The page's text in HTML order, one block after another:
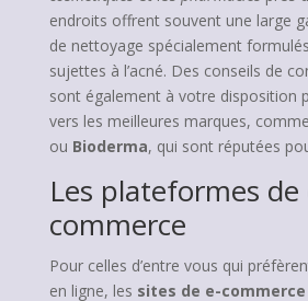
endroits offrent souvent une large
de nettoyage spécialement
sujettes à l’acné. Des conseils de
sont également à votre disposition
vers les meilleures marques, comme
ou Bioderma, qui sont réputées
Les plateformes de
commerce
Pour celles d’entre vous qui
en ligne, les sites de e-commerce